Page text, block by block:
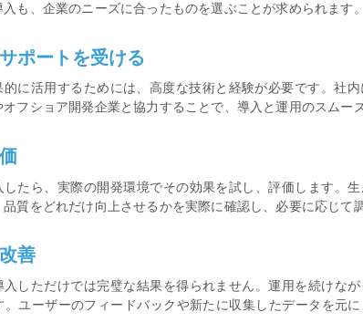
も、企業のニーズに合ったものを選ぶことが求められます。
ポートを受ける
的に活用するためには、高度な技術と経験が必要です。社
フショア開発企業と協力することで、導入と運用のスムー
したら、実際の開発環境でその効果を試し、評価します。
品質をどれだけ向上させるかを実際に確認し、必要に応じて
善
入しただけでは完璧な結果を得られません。運用を続けな
。ユーザーのフィードバックや新たに収集したデータを元